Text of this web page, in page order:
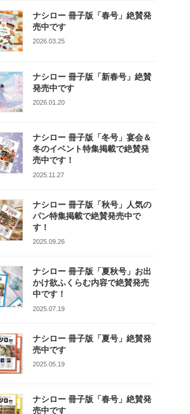
ナシロー 冊子版「春号」絶賛発
売中です
2026.03.25
ナシロー 冊子版「新春号」絶賛
発売中です
2026.01.20
ナシロー 冊子版「冬号」宴会＆
冬のイベント特集掲載で絶賛発
売中です！
2025.11.27
ナシロー 冊子版「秋号」人気の
パン特集掲載で絶賛発売中で
す！
2025.09.26
ナシロー 冊子版「夏秋号」お出
かけ欲ふくらむ内容で絶賛発売
中です！
2025.07.19
ナシロー 冊子版「夏号」絶賛発
売中です
2025.05.19
ナシロー 冊子版「春号」絶賛発
売中です